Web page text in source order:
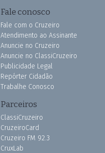
Fale conosco
Fale com o Cruzeiro
Atendimento ao Assinante
Anuncie no Cruzeiro
Anuncie no ClassiCruzeiro
Publicidade Legal
Repórter Cidadão
Trabalhe Conosco
Parceiros
ClassiCruzeiro
CruzeiroCard
Cruzeiro FM 92.3
CruxLab